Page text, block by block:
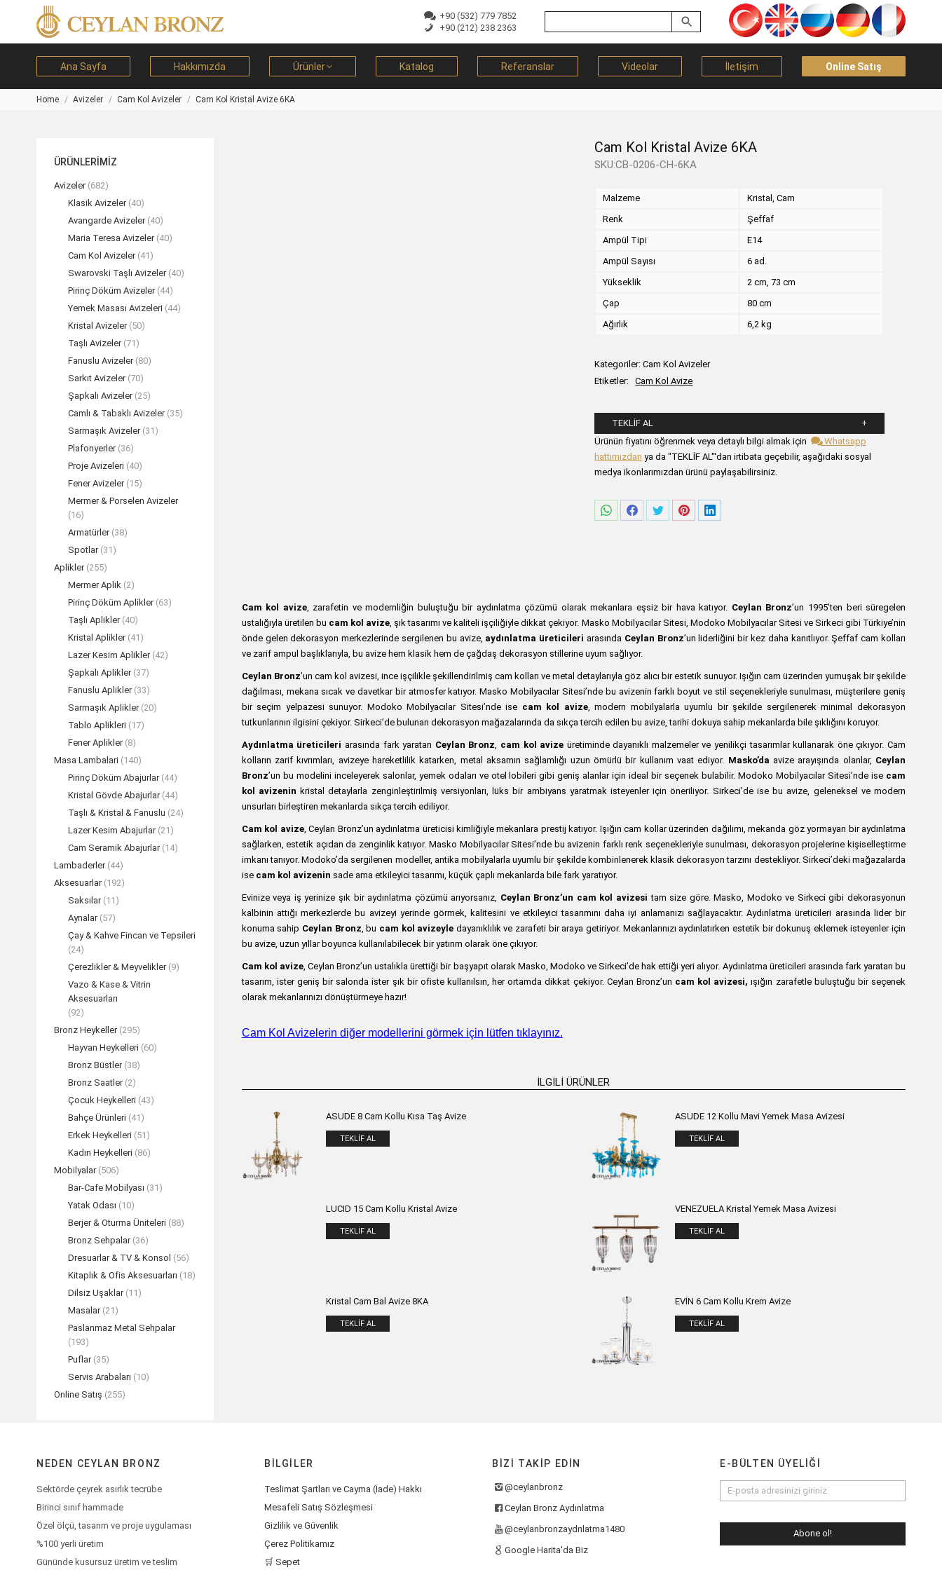
+90 (532) 779 7852
+90 (212) 238 2363
Ana Sayfa Hakkımızda Ürünler Katalog Referanslar Videolar İletişim Online Satış
You are here:
Home Avizeler Cam Kol Avizeler Cam Kol Kristal Avize 6KA
Cam Kol Kristal Avize 6KA
SKU:CB-0206-CH-6KA
Malzeme
Kristal, Cam
Renk
Şeffaf
Ampül Tipi
E14
Ampül Sayısı
6 ad.
Yükseklik
2 cm, 73 cm
Çap
80 cm
Ağırlık
6,2 kg
Kategoriler:Cam Kol Avizeler
Etiketler:
Cam Kol Avize
TEKLIF AL
Lütfen aşağıdaki formu alanlarını doldurunuz.
Ürünün fiyatını öğrenmek veya detaylı bilgi almak için
Whatsapp
hattımızdan ya da "TEKLİF AL"'dan irtibata geçebilir, aşağıdaki sosyal
medya ikonlarımızdan ürünü paylaşabilirsiniz.
ShareShareShareShareShare
Cam kol avize, zarafetin ve modernliğin buluştuğu bir aydınlatma çözümü olarak mekanlara eşsiz bir hava katıyor. Ceylan Bronz’un 1995’ten beri süregelen
ustalığıyla üretilen bu cam kol avize , şık tasarımı ve kaliteli işçiliğiyle dikkat çekiyor. Masko Mobilyacılar Sitesi, Modoko Mobilyacılar Sitesi ve Sirkeci gibi Türkiye’nin
önde gelen dekorasyon merkezlerinde sergilenen bu avize, aydınlatma üreticileri arasında Ceylan Bronz’un liderliğini bir kez daha kanıtlıyor. Şeffaf cam kolları
ve zarif ampul başlıklarıyla, bu avize hem klasik hem de çağdaş dekorasyon stillerine uyum sağlıyor.
Ceylan Bronz’un cam kol avizesi, ince işçilikle şekillendirilmiş cam kolları ve metal detaylarıyla göz alıcı bir estetik sunuyor. Işığın cam üzerinden yumuşak bir şekilde
dağılması, mekana sıcak ve davetkar bir atmosfer katıyor. Masko Mobilyacılar Sitesi’nde bu avizenin farklı boyut ve stil seçenekleriyle sunulması, müşterilere geniş
bir seçim yelpazesi sunuyor. Modoko Mobilyacılar Sitesi’nde ise cam kol avize, modern mobilyalarla uyumlu bir şekilde sergilenerek minimal dekorasyon
tutkunlarının ilgisini çekiyor. Sirkeci’de bulunan dekorasyon mağazalarında da sıkça tercih edilen bu avize, tarihi dokuya sahip mekanlarda bile şıklığını koruyor.
Aydınlatma üreticileri arasında fark yaratan Ceylan Bronz cam kol avize üretiminde dayanıklı malzemeler ve yenilikçi tasarımlar kullanarak öne çıkıyor. Cam
kolların zarif kıvrımları, avizeye hareketlilik katarken, metal aksamın sağlamlığı uzun ömürlü bir kullanım vaat ediyor. Masko’da avize arayışında olanlar, Ceylan
Bronz’un bu modelini inceleyerek salonlar, yemek odaları ve otel lobileri gibi geniş alanlar için ideal bir seçenek bulabilir. Modoko Mobilyacılar Sitesi’nde ise cam
kol avizenin kristal detaylarla zenginleştirilmiş versiyonları, lüks bir ambiyans yaratmak isteyenler için öneriliyor. Sirkeci’de ise bu avize, geleneksel ve modern
unsurları birleştiren mekanlarda sıkça tercih ediliyor.
Cam kol avize, Ceylan Bronz’un aydınlatma üreticisi kimliğiyle mekanlara prestij katıyor. Işığın cam kollar üzerinden dağılımı, mekanda göz yormayan bir aydınlatma
sağlarken, estetik açıdan da zenginlik katıyor. Masko Mobilyacılar Sitesi’nde bu avizenin farklı renk seçenekleriyle sunulması, dekorasyon projelerine kişiselleştirme
imkanı tanıyor. Modoko’da sergilenen modeller, antika mobilyalarla uyumlu bir şekilde kombinlenerek klasik dekorasyon tarzını destekliyor. Sirkeci’deki mağazalarda
ise cam kol avizenin sade ama etkileyici tasarımı, küçük çaplı mekanlarda bile fark yaratıyor.
Evinize veya iş yerinize şık bir aydınlatma çözümü arıyorsanız, Ceylan Bronz’un cam kol avizesi tam size göre. Masko, Modoko ve Sirkeci gibi dekorasyonun
kalbinin attığı merkezlerde bu avizeyi yerinde görmek, kalitesini ve etkileyici tasarımını daha iyi anlamanızı sağlayacaktır. Aydınlatma üreticileri arasında lider bir
konuma sahip Ceylan Bronz , bu cam kol avizeyle dayanıklılık ve zarafeti bir araya getiriyor. Mekanlarınızı aydınlatırken estetik bir dokunuş eklemek isteyenler için
bu avize, uzun yıllar boyunca kullanılabilecek bir yatırım olarak öne çıkıyor.
Cam kol avize , Ceylan Bronz’un ustalıkla ürettiği bir başyapıt olarak Masko, Modoko ve Sirkeci’de hak ettiği yeri alıyor. Aydınlatma üreticileri arasında fark yaratan bu
tasarım, ister geniş bir salonda ister şık bir ofiste kullanılsın, her ortamda dikkat çekiyor. Ceylan Bronz’un cam kol avizesi, ışığın zarafetle buluştuğu bir seçenek
olarak mekanlarınızı dönüştürmeye hazır!
Cam Kol Avizelerin diğer modellerini görmek için lütfen tıklayınız.
İLGILI ÜRÜNLER
ASUDE 8 Cam Kollu Kısa Taş Avize
TEKLIF AL
ASUDE 12 Kollu Mavi Yemek Masa Avizesi
TEKLIF AL
LUCID 15 Cam Kollu Kristal Avize
TEKLIF AL
VENEZUELA Kristal Yemek Masa Avizesi
TEKLIF AL
Kristal Cam Bal Avize 8KA
TEKLIF AL
EVİN 6 Cam Kollu Krem Avize
TEKLIF AL
ÜRÜNLERİMİZ
Avizeler (682)
Klasik Avizeler (40)
Avangarde Avizeler (40)
Maria Teresa Avizeler (40)
Cam Kol Avizeler (41)
Swarovski Taşlı Avizeler (40)
Pirinç Döküm Avizeler (44)
Yemek Masası Avizeleri (44)
Kristal Avizeler (50)
Taşlı Avizeler (71)
Fanuslu Avizeler (80)
Sarkıt Avizeler (70)
Şapkalı Avizeler (25)
Camlı & Tabaklı Avizeler (35)
Sarmaşık Avizeler (31)
Plafonyerler (36)
Proje Avizeleri (40)
Fener Avizeler (15)
Mermer & Porselen Avizeler
(16)
Armatürler (38)
Spotlar (31)
Aplikler (255)
Mermer Aplik (2)
Pirinç Döküm Aplikler (63)
Taşlı Aplikler (40)
Kristal Aplikler (41)
Lazer Kesim Aplikler (42)
Şapkalı Aplikler (37)
Fanuslu Aplikler (33)
Sarmaşık Aplikler (20)
Tablo Aplikleri (17)
Fener Aplikler (8)
Masa Lambalari (140)
Pirinç Döküm Abajurlar (44)
Kristal Gövde Abajurlar (44)
Taşlı & Kristal & Fanuslu (24)
Lazer Kesim Abajurlar (21)
Cam Seramik Abajurlar (14)
Lambaderler (44)
Aksesuarlar (192)
Saksılar (11)
Aynalar (57)
Çay & Kahve Fincan ve Tepsileri
(24)
Çerezlikler & Meyvelikler (9)
Vazo & Kase & Vitrin
Aksesuarları
(92)
Bronz Heykeller (295)
Hayvan Heykelleri (60)
Bronz Büstler (38)
Bronz Saatler (2)
Çocuk Heykelleri (43)
Bahçe Ürünleri (41)
Erkek Heykelleri (51)
Kadın Heykelleri (86)
Mobilyalar (506)
Bar-Cafe Mobilyası (31)
Yatak Odası (10)
Berjer & Oturma Üniteleri (88)
Bronz Sehpalar (36)
Dresuarlar & TV & Konsol (56)
Kitaplık & Ofis Aksesuarları (18)
Dilsiz Uşaklar (11)
Masalar (21)
Paslanmaz Metal Sehpalar
(193)
Puflar (35)
Servis Arabaları (10)
Online Satış (255)
NEDEN CEYLAN BRONZ
Sektörde çeyrek asırlık tecrübe
Birinci sınıf hammade
Özel ölçü, tasarım ve proje uygulaması
%100 yerli üretim
Gününde kusursuz üretim ve teslim
BILGILER
Teslimat Şartları ve Cayma (İade) Hakkı
Mesafeli Satış Sözleşmesi
Gizlilik ve Güvenlik
Çerez Politikamız
🛒 Sepet
BIZI TAKIP EDIN
@ceylanbronz
Ceylan Bronz Aydınlatma
@ceylanbronzaydnlatma1480
Google Harita'da Biz
E-BÜLTEN ÜYELIĞI